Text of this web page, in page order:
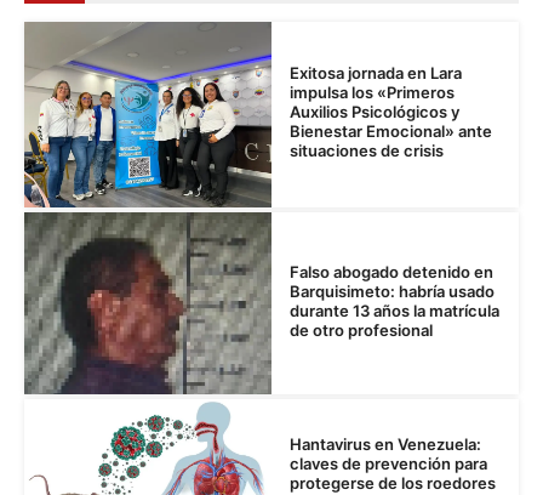
Exitosa jornada en Lara
impulsa los «Primeros
Auxilios Psicológicos y
Bienestar Emocional» ante
situaciones de crisis
Falso abogado detenido en
Barquisimeto: habría usado
durante 13 años la matrícula
de otro profesional
Hantavirus en Venezuela:
claves de prevención para
protegerse de los roedores